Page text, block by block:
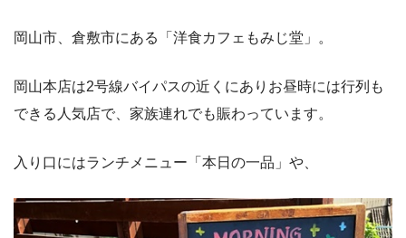
岡山市、倉敷市にある「洋食カフェもみじ堂」。
岡山本店は2号線バイパスの近くにありお昼時には行列も
できる人気店で、家族連れでも賑わっています。
入り口にはランチメニュー「本日の一品」や、